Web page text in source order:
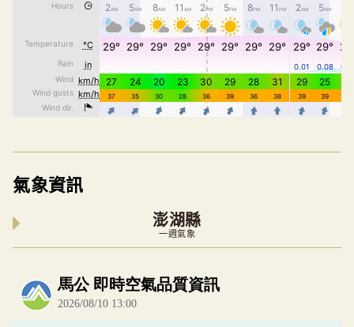
氣象資訊
澎湖縣
一週氣象
內嵌空氣品質小工具為視覺預覽，完整即時空